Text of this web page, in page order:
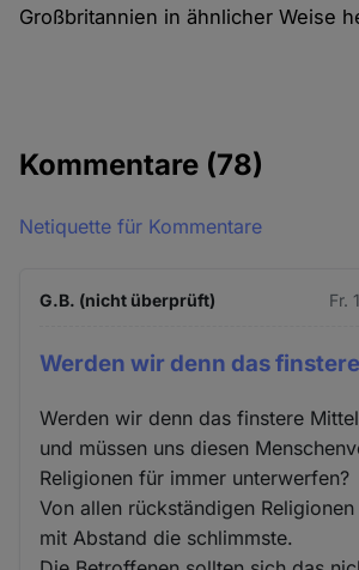
Großbritannien in ähnlicher Weise
Kommentare (78)
Netiquette für Kommentare
G.B. (nicht überprüft) Fr.
Werden wir denn das finstere
Werden wir denn das finstere
und müssen uns diesen
Religionen für immer unterwerfen?
Von allen rückständigen
mit Abstand die schlimmste.